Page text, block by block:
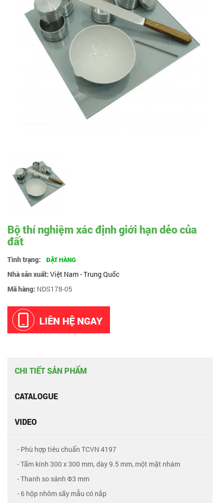
Bộ thí nghiệm xác định giới hạn dẻo của
đất
Tình trạng: ĐẶT HÀNG
Nhà sản xuất:Việt Nam - Trung Quốc
Mã hàng: NDS178-05
LIÊN HỆ NGAY
CHI TIẾT SẢN PHẨM
CATALOGUE
VIDEO
- Phù hợp tiêu chuẩn TCVN 4197
- Tấm kính 300 x 300 mm, dày 9.5 mm, một mặt nhám
- Thanh so sánh Φ3 mm
- 6 hộp nhôm sấy mẫu có nắp